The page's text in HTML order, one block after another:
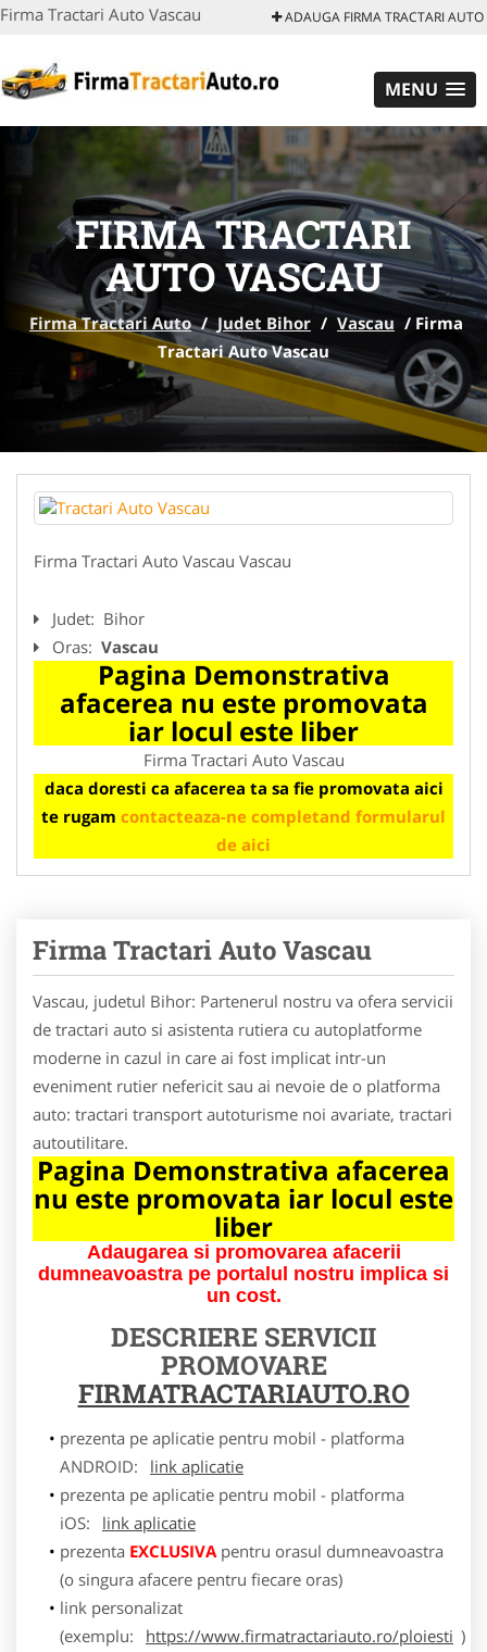
Firma Tractari Auto Vascau ADAUGA FIRMA TRACTARI AUTO
MENU
FIRMA TRACTARI
AUTO VASCAU
Firma Tractari Auto / Judet Bihor / Vascau / Firma
Tractari Auto Vascau
Firma Tractari Auto Vascau Vascau
Judet: Bihor
Oras: Vascau
Pagina Demonstrativa
afacerea nu este promovata
iar locul este liber
Firma Tractari Auto Vascau
daca doresti ca afacerea ta sa fie promovata aici
te rugam contacteaza-ne completand formularul
de aici
Firma Tractari Auto Vascau
Vascau, judetul Bihor: Partenerul nostru va ofera servicii
de tractari auto si asistenta rutiera cu autoplatforme
moderne in cazul in care ai fost implicat intr-un
eveniment rutier nefericit sau ai nevoie de o platforma
auto: tractari transport autoturisme noi avariate, tractari
autoutilitare.
Pagina Demonstrativa afacerea
nu este promovata iar locul este
liber
Adaugarea si promovarea afacerii
dumneavoastra pe portalul nostru implica si
un cost.
DESCRIERE SERVICII
PROMOVARE
FIRMATRACTARIAUTO.RO
prezenta pe aplicatie pentru mobil - platforma
ANDROID:
link aplicatie
prezenta pe aplicatie pentru mobil - platforma
iOS:
link aplicatie
prezenta EXCLUSIVApentru orasul dumneavoastra
(o singura afacere pentru fiecare oras)
link personalizat
(exemplu:
https://www.firmatractariauto.ro/ploiesti )